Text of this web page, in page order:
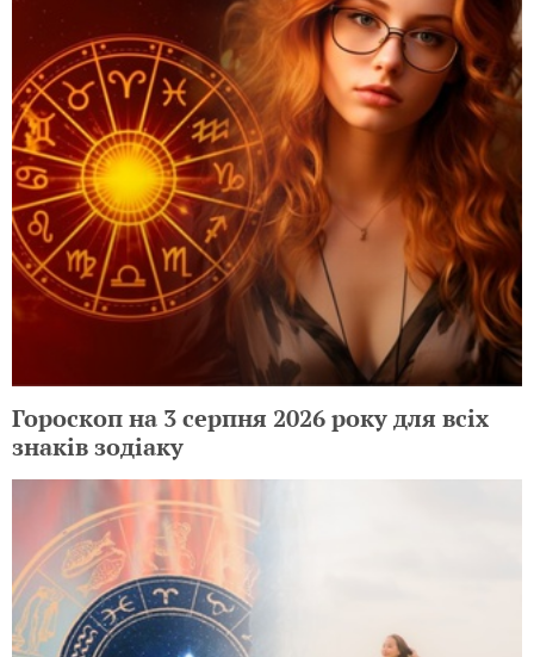
Гороскоп на 3 серпня 2026 року для всіх
знаків зодіаку